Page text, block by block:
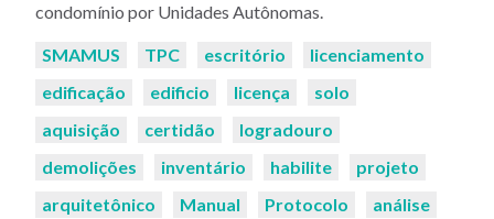
condomínio por Unidades Autônomas.
Palavras-
SMAMUS TPC escritório
licenciamento
edificação
edificio licença
solo
aquisição
certidão
logradouro
demolições
inventário habilite
projeto
arquitetônico
Manual Protocolo
análise